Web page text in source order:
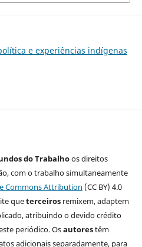
e experiências indígenas
do Trabalhoos direitos
com o trabalho simultaneamente
Commons Attribution (CC BY) 4.0
queterceirosremixem, adaptem
atribuindo o devido crédito
periódico. Osautorestêm
adicionais separadamente, para